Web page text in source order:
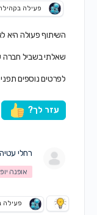
פעילה בקהילה
השיתוף פעולה היא
שאלתי בשביל חברה
לפרטים נוספים
עזר לך?
רחלי עטיה
אופנה
פעילה